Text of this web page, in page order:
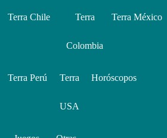
Terra Chile Terra
Colombia
Terra México
Terra Perú Terra
USA
Horóscopos